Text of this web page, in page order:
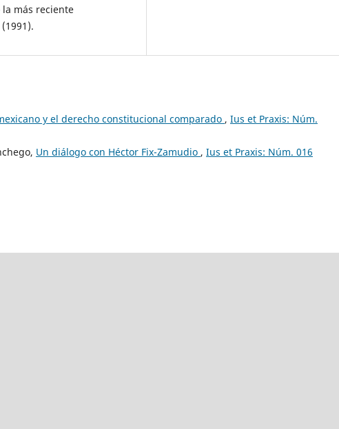
más reciente
y el derecho constitucional comparado , Ius et Praxis: Núm.
Un diálogo con Héctor Fix-Zamudio , Ius et Praxis: Núm. 016